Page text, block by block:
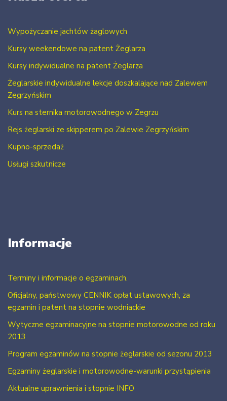
Wypożyczanie jachtów żaglowych
Kursy weekendowe na patent Żeglarza
Kursy indywidualne na patent Żeglarza
Żeglarskie indywidualne lekcje doszkalające nad Zalewem
Zegrzyńskim
Kurs na sternika motorowodnego w Zegrzu
Rejs żeglarski ze skipperem po Zalewie Zegrzyńskim
Kupno-sprzedaż
Usługi szkutnicze
Informacje
Terminy i informacje o egzaminach.
Oficjalny, państwowy CENNIK opłat ustawowych, za
egzamin i patent na stopnie wodniackie
Wytyczne egzaminacyjne na stopnie motorowodne od roku
2013
Program egzaminów na stopnie żeglarskie od sezonu 2013
Egzaminy żeglarskie i motorowodne-warunki przystąpienia
Aktualne uprawnienia i stopnie INFO